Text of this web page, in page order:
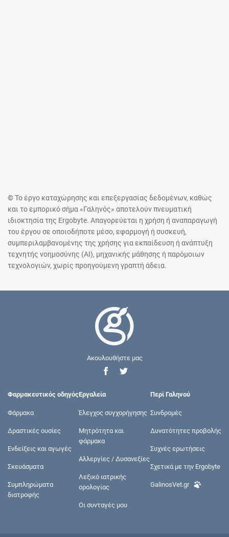
© Το έργο καταχώρησης και επεξεργασίας δεδομένων, καθώς
και το εμπορικό σήμα «Γαληνός» αποτελούν πνευματική
ιδιοκτησία της Ergobyte. Απαγορεύεται η χρήση ή αναπαραγωγή
του έργου σε οποιοδήποτε μέσο, εφαρμογή ή συσκευή,
συμπεριλαμβανομένης της χρήσης για εκπαίδευση ή ανάπτυξη
τεχνητής νοημοσύνης (AI), μηχανικής μάθησης ή παρόμοιων
τεχνολογιών, χωρίς προηγούμενη γραπτή άδεια.
Ακουλουθήστε μας
Φαρμακευτικός οδηγός
Φάρμακα
Δραστικές ουσίες
Ενδείξεις και αγωγές
Σκευάσματα
Συμπληρώματα
διατροφής
Εργαλεία
Έλεγχος συγχορήγησης
Μητρότητα και
φάρμακα
Αλλεργίες / Δυσανεξίες
Λεξικό ιατρικής
ορολογίας
Οι συνταγές μου
Περί Γαληνού
Συνδρομές
Δυνατότητες προβολής
Συχνές ερωτήσεις
Σχετικά με την Ergobyte
GalinosVet.gr